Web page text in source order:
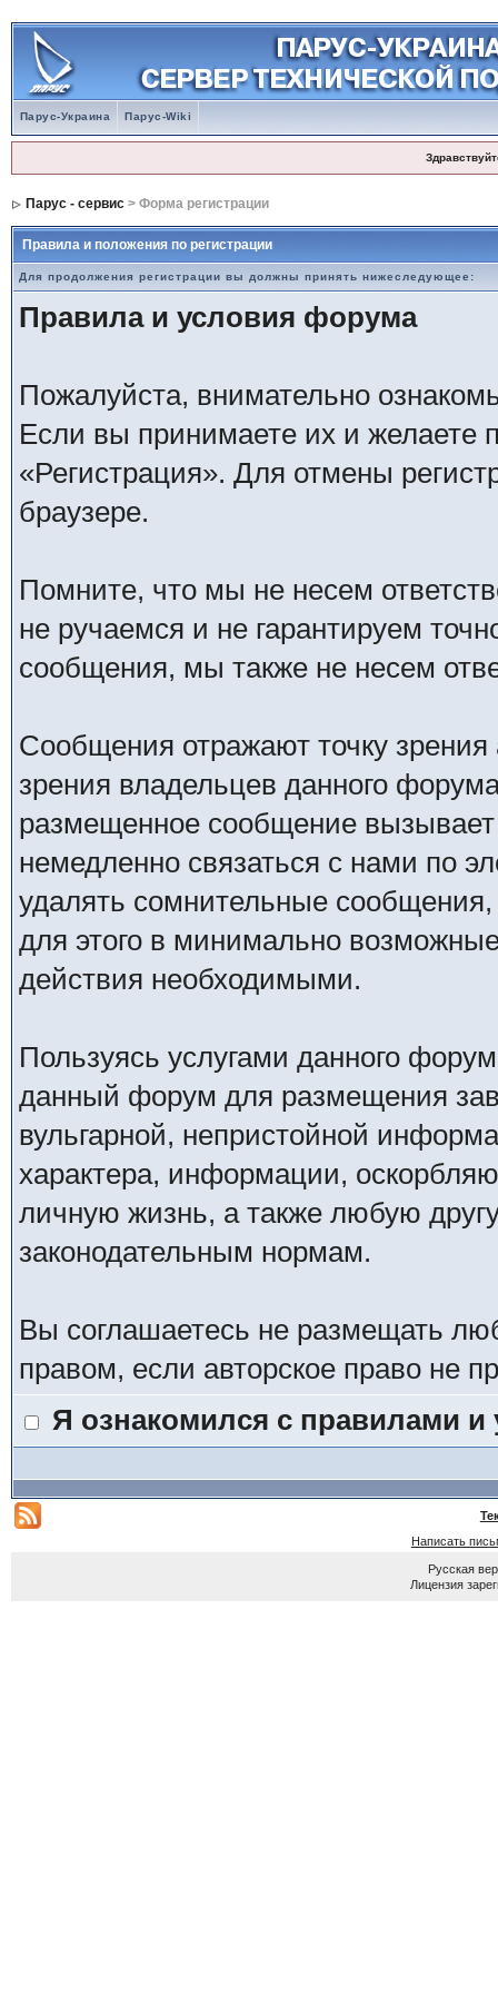
Парус-Украина Парус-Wiki
Парус - сервис> Форма регистрации
Правила и положения по регистрации
Для продолжения регистрации вы должны принять нижеследующее:
Правила и условия форума
Пожалуйста, внимательно
Если вы принимаете их и желаете
«Регистрация». Для отмены
браузере.
Помните, что мы не несем
не ручаемся и не гарантируем
сообщения, мы также не несем
Сообщения отражают точку зрения
зрения владельцев данного
размещенное сообщение
немедленно связаться с нами по
удалять сомнительные
для этого в минимально
действия необходимыми.
Пользуясь услугами данного
данный форум для размещения
вульгарной, непристойной
характера, информации,
личную жизнь, а также любую
законодательным нормам.
Вы соглашаетесь не размещать
правом, если авторское право не
Я ознакомился с правилами
Написать
Русская
Лицензия